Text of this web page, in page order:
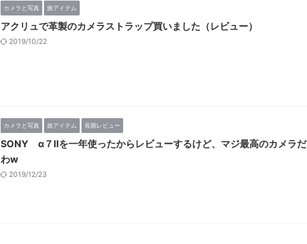
カメラと写真 旅アイテム
アクリュで革製のカメラストラップ買いました（レビュー）
2019/10/22
カメラと写真 旅アイテム 長期レビュー
SONY α７Ⅱを一年使ったからレビューするけど、マジ最高のカメラだ
わw
2019/12/23